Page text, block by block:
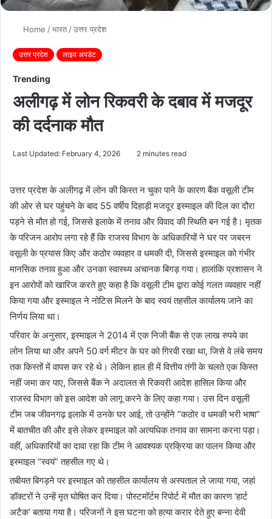
Home /भारत /उत्तर प्रदेश
उत्तर प्रदेश लाइव अपडेट
Trending
अलीगढ़ में लोन रिकवरी के दबाव में मजदूर
की दर्दनाक मौत
Last Updated: February 4, 2026 2 minutes read
उत्तर प्रदेश के अलीगढ़ में लोन की किस्त न चुका पाने के कारण बैंक वसूली टीम
की ओर से घर पहुंचने के बाद 55 वर्षीय दिहाड़ी मजदूर इस्माइल की दिल का दौरा
पड़ने से मौत हो गई, जिससे इलाके में तनाव और विवाद की स्थिति बन गई है। मृतक
के परिजन आरोप लगा रहे हैं कि राजस्व विभाग के अधिकारियों ने घर पर जबरन
वसूली के प्रयास किए और कठोर व्यवहार व धमकी दी, जिससे इस्माइल को गंभीर
मानसिक तनाव हुआ और उनका स्वास्थ्य अचानक बिगड़ गया। हालांकि प्रशासन ने
इन आरोपों को खारिज करते हुए कहा है कि वसूली टीम द्वारा कोई गलत व्यवहार नहीं
किया गया और इस्माइल ने नोटिस मिलने के बाद स्वयं तहसील कार्यालय जाने का
निर्णय लिया था।
परिवार के अनुसार, इस्माइल ने 2014 में एक निजी बैंक से एक लाख रुपये का
लोन लिया था और अपने 50 वर्ग मीटर के घर को गिरवी रखा था, जिसे वे लंबे समय
तक किस्तों में वापस कर रहे थे। लेकिन हाल ही में वित्तीय तंगी के चलते एक किस्त
नहीं जमा कर पाए, जिससे बैंक ने अदालत से रिकवरी आदेश हासिल किया और
राजस्व विभाग को इस आदेश को लागू करने के लिए कहा गया। उस दिन वसूली
टीम जब जीवनगढ़ इलाके में उनके घर आई, तो उन्होंने “कठोर व धमकी भरी भाषा”
में बातचीत की और इसे लेकर इस्माइल को अत्यधिक तनाव का सामना करना पड़ा।
वहीं, अधिकारियों का दावा रहा कि टीम ने आवश्यक प्रक्रिया का पालन किया और
इस्माइल “स्वयं” तहसील गए थे।
तबीयत बिगड़ने पर इस्माइल को तहसील कार्यालय से अस्पताल ले जाया गया, जहां
डॉक्टरों ने उन्हें मृत घोषित कर दिया। पोस्टमॉर्टम रिपोर्ट में मौत का कारण ‘हार्ट
अटैक’ बताया गया है। परिजनों ने इस घटना को हत्या करार देते हुए बन्ना देवी